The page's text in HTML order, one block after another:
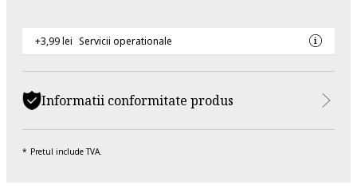
+3,99 lei Servicii operationale
Informatii conformitate produs
Pretul include TVA.